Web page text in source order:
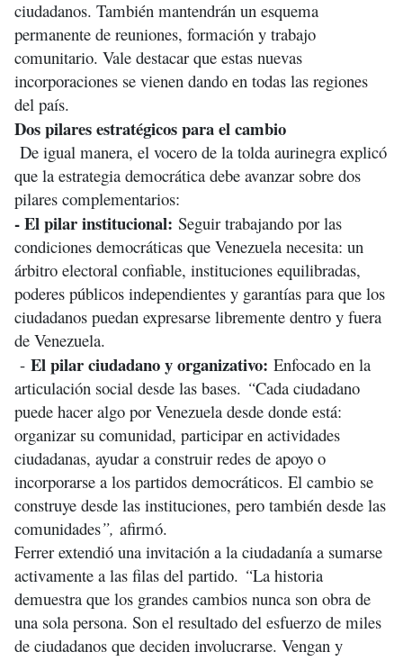
ciudadanos. También mantendrán un esquema
permanente de reuniones, formación y trabajo
comunitario. Vale destacar que estas nuevas
incorporaciones se vienen dando en todas las regiones
del país.
Dos pilares estratégicos para el cambio
De igual manera, el vocero de la tolda aurinegra explicó
que la estrategia democrática debe avanzar sobre dos
pilares complementarios:
- El pilar institucional: Seguir trabajando por las
condiciones democráticas que Venezuela necesita: un
árbitro electoral confiable, instituciones equilibradas,
poderes públicos independientes y garantías para que los
ciudadanos puedan expresarse libremente dentro y fuera
de Venezuela.
- El pilar ciudadano y organizativo: Enfocado en la
articulación social desde las bases. “Cada ciudadano
puede hacer algo por Venezuela desde donde está:
organizar su comunidad, participar en actividades
ciudadanas, ayudar a construir redes de apoyo o
incorporarse a los partidos democráticos. El cambio se
construye desde las instituciones, pero también desde las
comunidades”, afirmó.
Ferrer extendió una invitación a la ciudadanía a sumarse
activamente a las filas del partido. “La historia
demuestra que los grandes cambios nunca son obra de
una sola persona. Son el resultado del esfuerzo de miles
de ciudadanos que deciden involucrarse. Vengan y